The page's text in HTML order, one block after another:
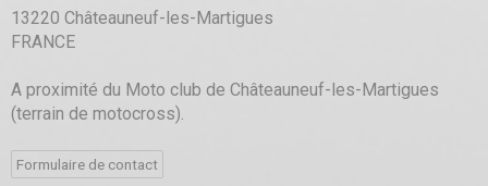
13220 Châteauneuf-les-Martigues
FRANCE
A proximité du Moto club de Châteauneuf-les-Martigues
(terrain de motocross).
Formulaire de contact